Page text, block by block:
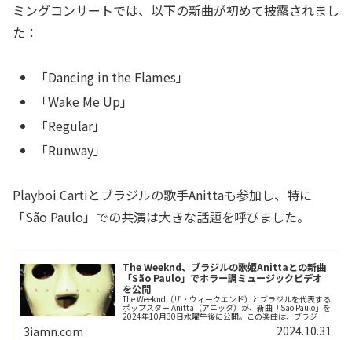
ミングコンサートでは、以下の新曲が初めて披露されまし
た：
「Dancing in the Flames」
「Wake Me Up」
「Regular」
「Runway」
Playboi Cartiとブラジルの歌手Anittaも参加し、特に
「São Paulo」での共演は大きな話題を呼びました。
The Weeknd、ブラジルの歌姫Anittaとの新曲
「São Paulo」でホラー調ミュージックビデオ
を公開
The Weeknd（ザ・ウィークエンド）とブラジルを代表する
ポップスター Anitta（アニッタ）が、新曲「São Paulo」を
2024年10月30日水曜午後に公開。この楽曲は、ブラジル
最大の都市サンパウロにインスパイアされた、アップテ...
3iamn.com 2024.10.31